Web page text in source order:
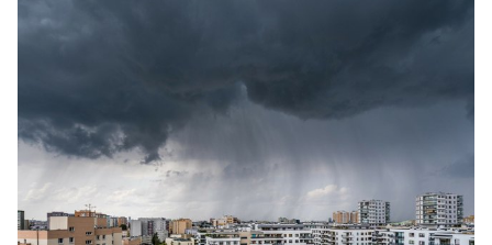
wątpliwości, że w tym roku pogoda nie jest dla nas
lipca nie przyniesie ze sobą wytchnienia. IMGW objęło
alertami cześć północy Polski już od 6 rano.
Niebezpiecznie może być również w innych regionach.